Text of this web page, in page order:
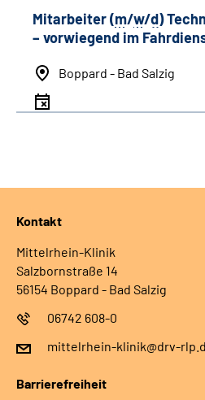
Mitarbeiter (m/w/d)
– vorwiegend im
Boppard - Bad Salzig
Kontakt
Mittelrhein-Klinik
Salzbornstraße 14
56154 Boppard - Bad Salzig
06742 608-0
mittelrhein-klinik@drv-
Barrierefreiheit